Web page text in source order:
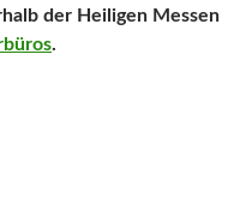
der Heiligen Messen
.